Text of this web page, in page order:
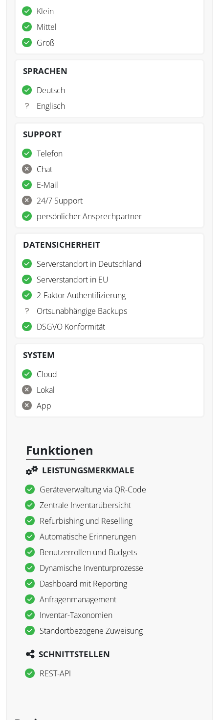
Klein
Mittel
Groß
SPRACHEN
Deutsch
Englisch
SUPPORT
Telefon
Chat
E-Mail
24/7 Support
persönlicher Ansprechpartner
DATENSICHERHEIT
Serverstandort in Deutschland
Serverstandort in EU
2-Faktor Authentifizierung
Ortsunabhängige Backups
DSGVO Konformität
SYSTEM
Cloud
Lokal
App
Funktionen
LEISTUNGSMERKMALE
Geräteverwaltung via QR-Code
Zentrale Inventarübersicht
Refurbishing und Reselling
Automatische Erinnerungen
Benutzerrollen und Budgets
Dynamische Inventurprozesse
Dashboard mit Reporting
Anfragenmanagement
Inventar-Taxonomien
Standortbezogene Zuweisung
SCHNITTSTELLEN
REST-API